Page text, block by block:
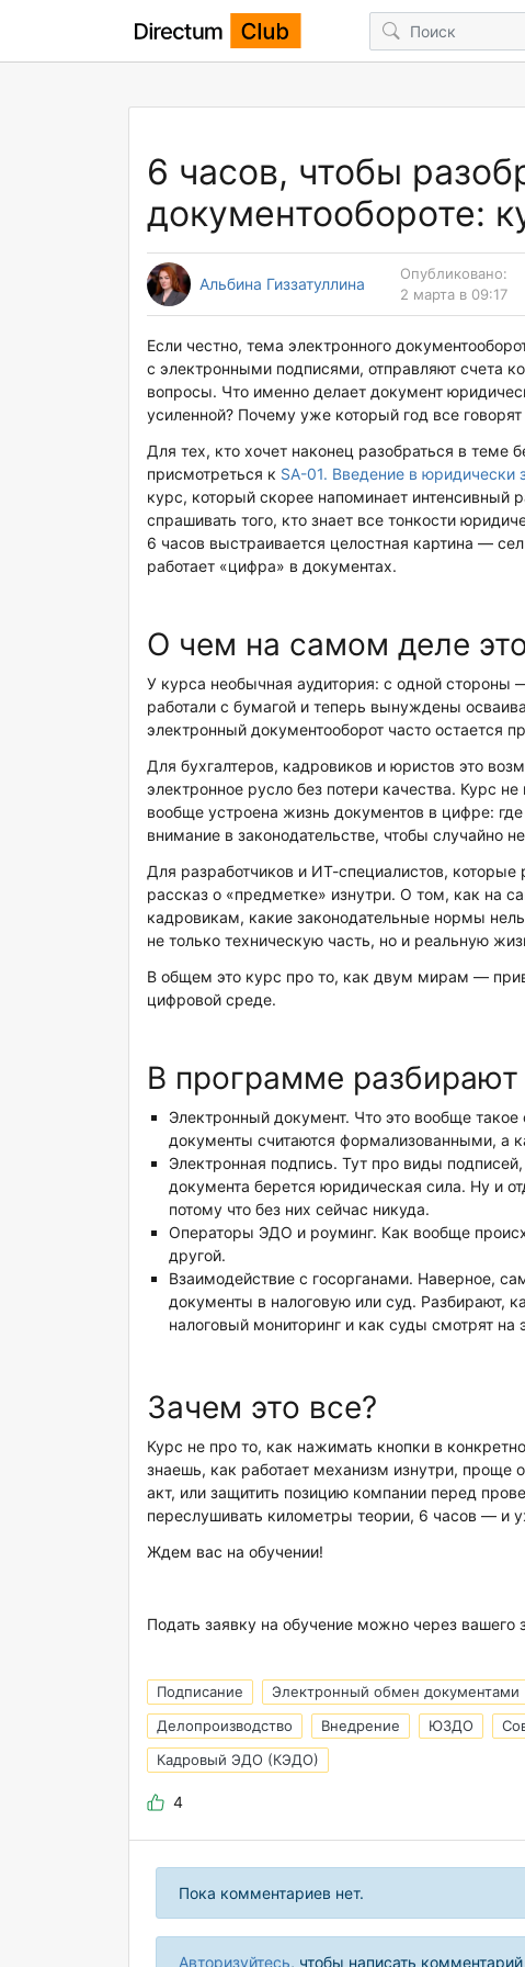
6 часов, чтобы
документообороте:
Альбина Гиззатуллина
Опубликовано:
2 марта в 09:17
Если честно, тема электронного
с электронными подписями, отправляют счета
вопросы. Что именно делает документ
усиленной? Почему уже который год все
Для тех, кто хочет наконец разобраться в
присмотреться к SA-01. Введение в юридически
курс, который скорее напоминает интенсивный
спрашивать того, кто знает все тонкости
6 часов выстраивается целостная картина —
работает «цифра» в документах.
О чем на самом деле
У курса необычная аудитория: с одной
работали с бумагой и теперь вынуждены
электронный документооборот часто остается
Для бухгалтеров, кадровиков и юристов это
электронное русло без потери качества. Курс
вообще устроена жизнь документов в цифре:
внимание в законодательстве, чтобы случайно
Для разработчиков и ИТ-специалистов, которые
рассказ о «предметке» изнутри. О том, как на
кадровикам, какие законодательные нормы
не только техническую часть, но и реальную
В общем это курс про то, как двум мирам —
цифровой среде.
В программе
Электронный документ. Что это вообще
документы считаются формализованными, а
Электронная подпись. Тут про виды
документа берется юридическая сила. Ну и
потому что без них сейчас никуда.
Операторы ЭДО и роуминг. Как вообще
другой.
Взаимодействие с госорганами. Наверное,
документы в налоговую или суд. Разбирают,
налоговый мониторинг и как суды смотрят
Зачем это все?
Курс не про то, как нажимать кнопки в
знаешь, как работает механизм изнутри, проще
акт, или защитить позицию компании перед
переслушивать километры теории, 6 часов — и
Ждем вас на обучении!
Подать заявку на обучение можно через
Подписание Электронный обмен документами
Делопроизводство
Внедрение ЮЗДО
Кадровый ЭДО (КЭДО)
4
Пока комментариев нет.
Авторизуйтесь, чтобы написать комментарий